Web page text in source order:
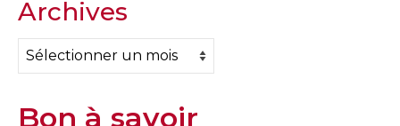
Archives
Archives
Bon à savoir